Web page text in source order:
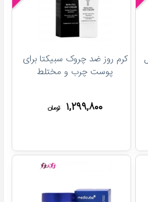
کرم روز ضد چروک سبیکتا برای
پوست چرب و مختلط
۱,۲۹۹,۸۰۰ تومان